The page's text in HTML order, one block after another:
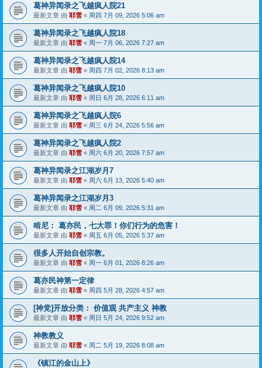
葛神异闻录之飞越疯人院21
最新文章 由 耶雪 « 周四 7月 09, 2026 5:06 am
葛神异闻录之飞越疯人院18
最新文章 由 耶雪 « 周一 7月 06, 2026 7:27 am
葛神异闻录之飞越疯人院14
最新文章 由 耶雪 « 周四 7月 02, 2026 8:13 am
葛神异闻录之飞越疯人院10
最新文章 由 耶雪 « 周日 6月 28, 2026 6:11 am
葛神异闻录之飞越疯人院6
最新文章 由 耶雪 « 周三 6月 24, 2026 5:56 am
葛神异闻录之飞越疯人院2
最新文章 由 耶雪 « 周六 6月 20, 2026 7:57 am
葛神异闻录之江湖岁月7
最新文章 由 耶雪 « 周六 6月 13, 2026 5:40 am
葛神异闻录之江湖岁月3
最新文章 由 耶雪 « 周二 6月 09, 2026 5:31 am
啃尼： 葛亦民，七大罪！你们行为的危害！
最新文章 由 耶雪 « 周五 6月 05, 2026 5:37 am
很多人开始自创宗教。
最新文章 由 耶雪 « 周一 6月 01, 2026 8:26 am
葛亦民神第一定律
最新文章 由 耶雪 « 周四 5月 28, 2026 4:57 am
[神党]开放分类： 价值观 共产主义 神教
最新文章 由 耶雪 « 周日 5月 24, 2026 9:52 am
神教教义
最新文章 由 耶雪 « 周二 5月 19, 2026 8:08 am
《镇江的金山上》